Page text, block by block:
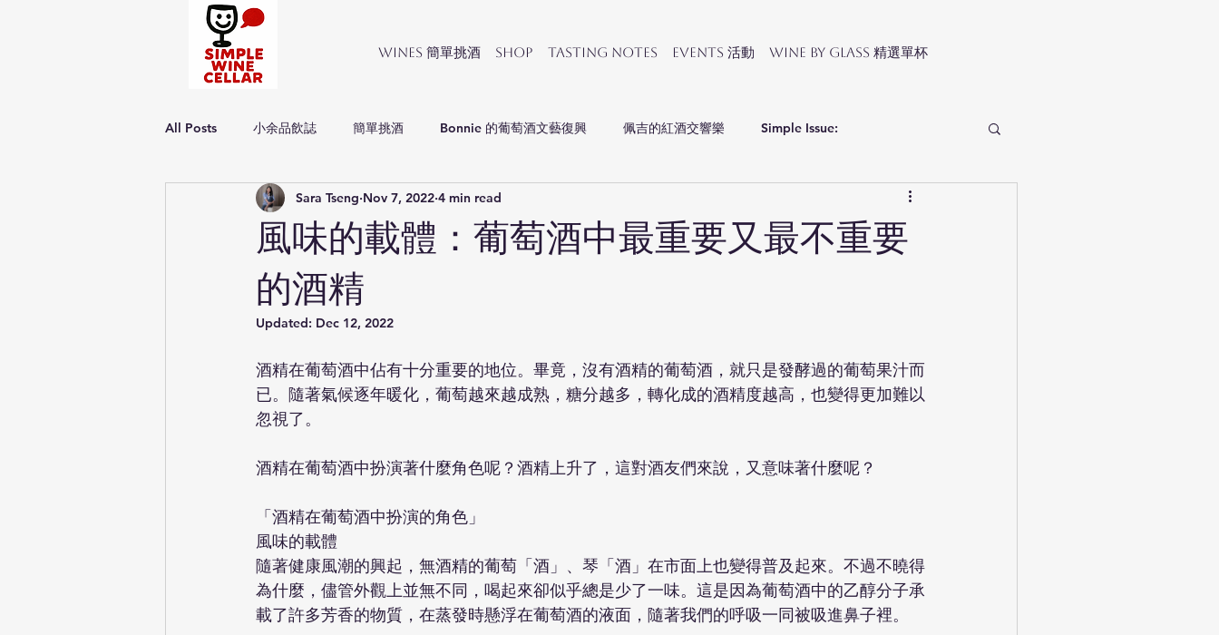
Wines 簡單挑酒 SHOP Tasting Notes Events 活動 Wine by Glass 精選單杯
All Posts 小余品飲誌 簡單挑酒 Bonnie 的葡萄酒文藝復興 佩吉的紅酒交響樂 Simple Issue:
Simple about wine 簡單品酒會
風味的載體：葡萄酒中最重要又最不重要
的酒精
Sara Tseng Nov 7, 2022 4 min read
Updated: Dec 12, 2022
酒精在葡萄酒中佔有十分重要的地位。畢竟，沒有酒精的葡萄酒，就只是發酵過的葡萄果汁而
已。隨著氣候逐年暖化，葡萄越來越成熟，糖分越多，轉化成的酒精度越高，也變得更加難以
忽視了。
酒精在葡萄酒中扮演著什麼角色呢？酒精上升了，這對酒友們來說，又意味著什麼呢？
「酒精在葡萄酒中扮演的角色」
風味的載體
隨著健康風潮的興起，無酒精的葡萄「酒」、琴「酒」在市面上也變得普及起來。不過不曉得
為什麼，儘管外觀上並無不同，喝起來卻似乎總是少了一味。這是因為葡萄酒中的乙醇分子承
載了許多芳香的物質，在蒸發時懸浮在葡萄酒的液面，隨著我們的呼吸一同被吸進鼻子裡。